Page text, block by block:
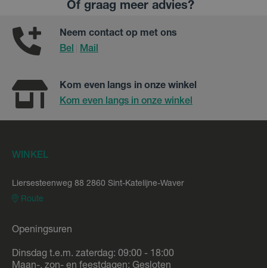
Of graag meer advies?
Neem contact op met ons
Bel
Mail
Kom even langs in onze winkel
Kom even langs in onze winkel
WINKEL
Liersesteenweg 88 2860 Sint-Katelijne-Waver
Route
Openingsuren
Dinsdag t.e.m. zaterdag: 09:00 - 18:00